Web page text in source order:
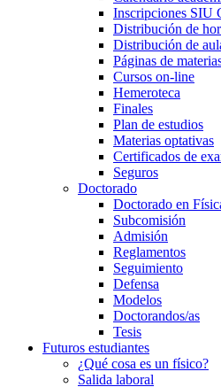
Inscripciones SIU
Distribución de
Distribución de
Páginas de
Cursos on-line
Hemeroteca
Finales
Plan de estudios
Materias optativas
Certificados de
Seguros
Doctorado
Doctorado en
Subcomisión
Admisión
Reglamentos
Seguimiento
Defensa
Modelos
Doctorandos/as
Tesis
Futuros estudiantes
¿Qué cosa es un físico?
Salida laboral